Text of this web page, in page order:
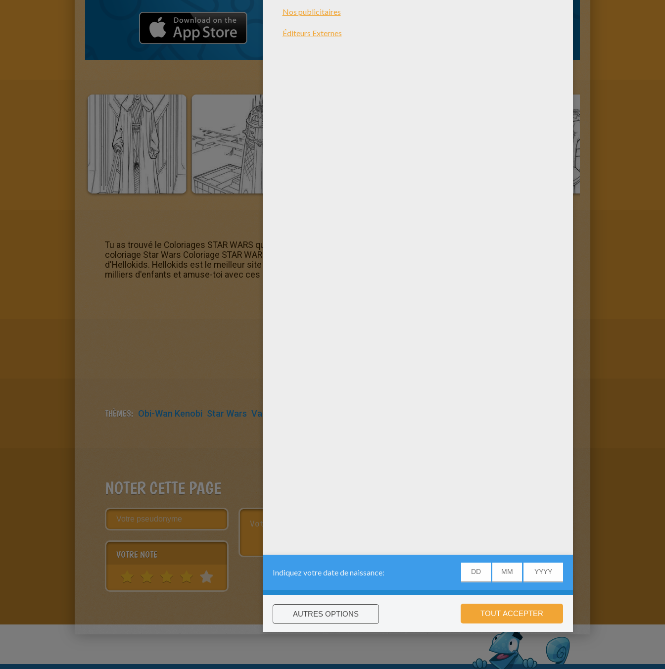
Tu as trouvé le Coloriages STAR WARS que tu cherchais mais tu n'as pas de quoi l'imprimer ? Pas de souci, ce
coloriage Star Wars Coloriage STAR WARS du vaisseau d'Obi Wan Kenobi est aussi dans la machine à colorier en ligne
d'Hellokids. Hellokids est le meilleur site pour les enfants qui aiment le Coloriages STAR WARS! Fais comme des
milliers d'enfants et amuse-toi avec ces coloriages gratuits
THÈMES: Obi-Wan Kenobi Star Wars Vaisseau
NOTER CETTE PAGE
VOTRE NOTE